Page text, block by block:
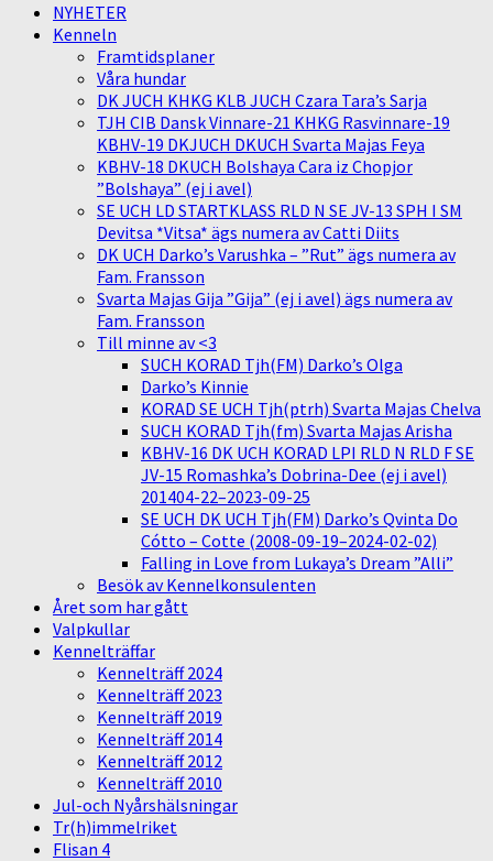
NYHETER
Kenneln
Framtidsplaner
Våra hundar
DK JUCH KHKG KLB JUCH Czara Tara’s Sarja
TJH CIB Dansk Vinnare-21 KHKG Rasvinnare-19
KBHV-19 DKJUCH DKUCH Svarta Majas Feya
KBHV-18 DKUCH Bolshaya Cara iz Chopjor
”Bolshaya” (ej i avel)
SE UCH LD STARTKLASS RLD N SE JV-13 SPH I SM
Devitsa *Vitsa* ägs numera av Catti Diits
DK UCH Darko’s Varushka – ”Rut” ägs numera av
Fam. Fransson
Svarta Majas Gija ”Gija” (ej i avel) ägs numera av
Fam. Fransson
Till minne av <3
SUCH KORAD Tjh(FM) Darko’s Olga
Darko’s Kinnie
KORAD SE UCH Tjh(ptrh) Svarta Majas Chelva
SUCH KORAD Tjh(fm) Svarta Majas Arisha
KBHV-16 DK UCH KORAD LPI RLD N RLD F SE
JV-15 Romashka’s Dobrina-Dee (ej i avel)
201404-22–2023-09-25
SE UCH DK UCH Tjh(FM) Darko’s Qvinta Do
Cótto – Cotte (2008-09-19–2024-02-02)
Falling in Love from Lukaya’s Dream ”Alli”
Besök av Kennelkonsulenten
Året som har gått
Valpkullar
Kennelträffar
Kennelträff 2024
Kennelträff 2023
Kennelträff 2019
Kennelträff 2014
Kennelträff 2012
Kennelträff 2010
Jul-och Nyårshälsningar
Tr(h)immelriket
Flisan 4